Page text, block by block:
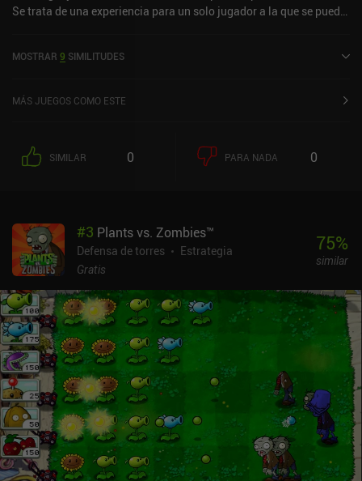
Se trata de una experiencia para un solo jugador a la que se puede
Roguelike Defense se lanzó en septiembre de 2023 y tiene
4,5 sobre 5,0 en la App Store de iOS.
MOSTRAR 9 SIMILITUDES
MÁS JUEGOS COMO ESTE
SIMILAR 0 PARA NADA 0
#3 Plants vs. Zombies™
Defensa de torres
Estrategia
Gratis
75%
similar